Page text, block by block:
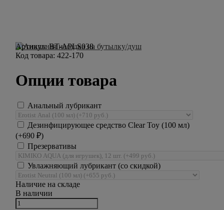
Артикул:BT-APLS038
Код товара: 422-170
Опции товара
Анальный лубрикант
Дезинфицирующее средство Clear Toy (100 мл)
(+690 ₽)
Презервативы
Увлажняющий лубрикант (со скидкой)
Наличие на складе
В наличии